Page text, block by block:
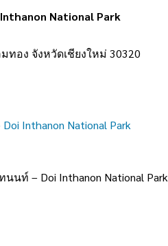
National Park
อง จังหวัดเชียงใหม่ 30320
Inthanon National Park
ท์ – Doi Inthanon National Park